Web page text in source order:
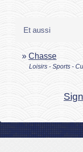
Et aussi
Chasse
Loisirs - Sports -